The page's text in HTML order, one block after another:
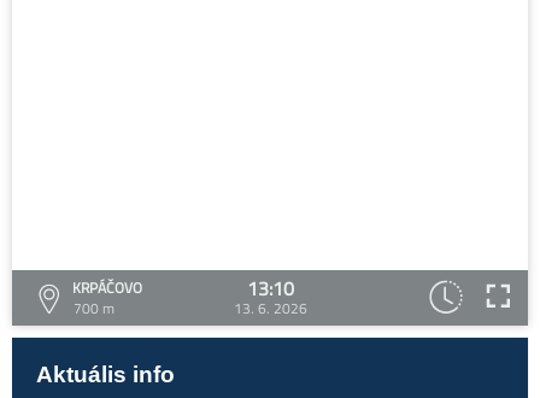
KRPÁČOVO
700 m
13:10
13. 6. 2026
Aktuális info